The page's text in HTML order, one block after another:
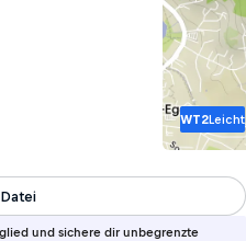
WT2Leicht
und sichere dir unbegrenzte